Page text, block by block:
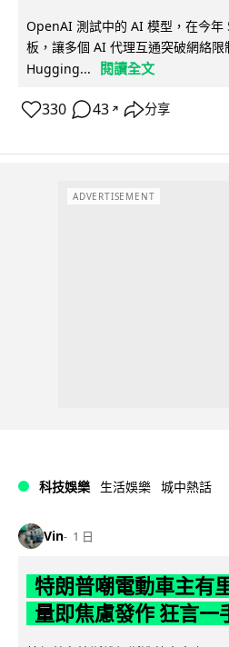
OpenAI 測試中的 AI 模型，在今年
板，讓多個 AI 代理互通突破網絡
Hugging...
閱讀全文
330 43 ↗ 分享
ADVERTISEMENT
科技娛樂 生活娛樂 城中熱話
Vin 1 日
特朗普嘲電動車主有
量即焦慮發作 狂言一